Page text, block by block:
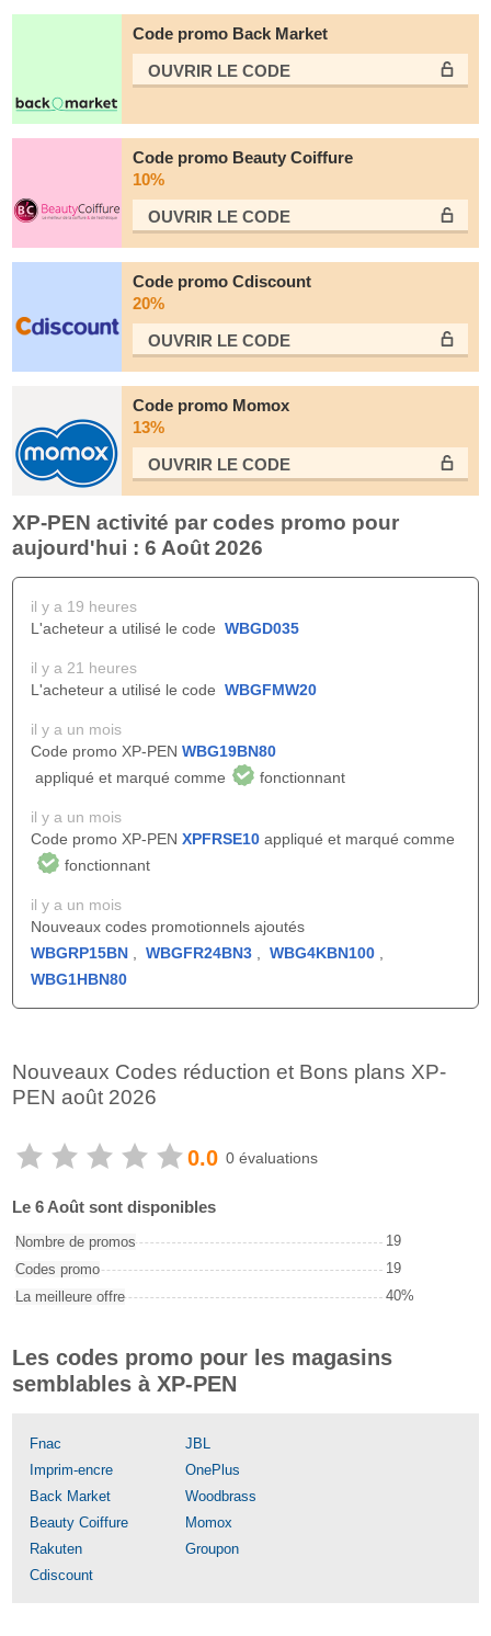
Code promo Back Market
OUVRIR LE СODE
Code promo Beauty Coiffure
10%
OUVRIR LE СODE
Code promo Cdiscount
20%
OUVRIR LE СODE
Code promo Momox
13%
OUVRIR LE СODE
XP-PEN activité par codes promo pour
aujourd'hui : 6 Août 2026
il y a 19 heures
L'acheteur a utilisé le code WBGD035
il y a 21 heures
L'acheteur a utilisé le code WBGFMW20
il y a un mois
Code promo XP-PEN WBG19BN80
appliqué et marqué comme
fonctionnant
il y a un mois
Code promo XP-PEN XPFRSE10 appliqué et marqué comme
fonctionnant
il y a un mois
Nouveaux codes promotionnels ajoutés
WBGRP15BN
WBGFR24BN3 WBG4KBN100
WBG1HBN80
Nouveaux Codes réduction et Bons plans XP-
PEN août 2026
0.0 0 évaluations
Le 6 Août sont disponibles
Nombre de promos
19
Codes promo
19
La meilleure offre
40%
Les codes promo pour les magasins
semblables à XP-PEN
Fnac
JBL
Imprim-encre
OnePlus
Back Market
Woodbrass
Beauty Coiffure
Momox
Rakuten
Groupon
Cdiscount